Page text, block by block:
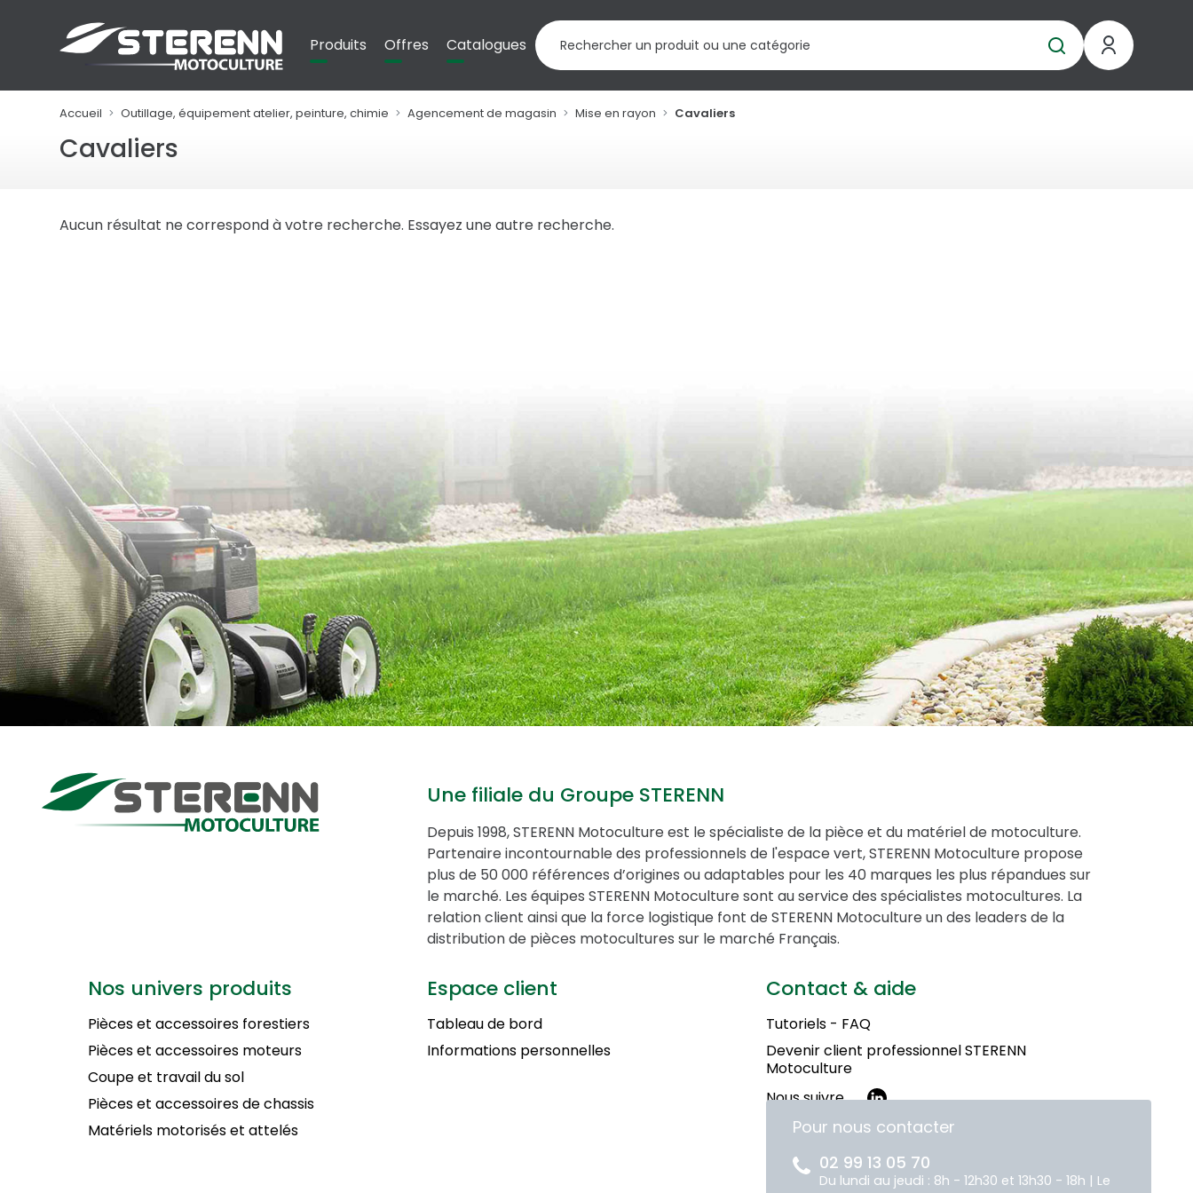
Produits Offres Catalogues
Accueil Outillage, équipement atelier, peinture, chimie Agencement de magasin Mise en rayon Cavaliers
Cavaliers
Aucun résultat ne correspond à votre recherche. Essayez une autre recherche.
Une filiale du Groupe STERENN
Depuis 1998, STERENN Motoculture est le spécialiste de la pièce et du matériel de motoculture.
Partenaire incontournable des professionnels de l'espace vert, STERENN Motoculture propose
plus de 50 000 références d’origines ou adaptables pour les 40 marques les plus répandues sur
le marché. Les équipes STERENN Motoculture sont au service des spécialistes motocultures. La
relation client ainsi que la force logistique font de STERENN Motoculture un des leaders de la
distribution de pièces motocultures sur le marché Français.
Nos univers produits
Pièces et accessoires forestiers
Pièces et accessoires moteurs
Coupe et travail du sol
Pièces et accessoires de chassis
Matériels motorisés et attelés
Espace client
Tableau de bord
Informations personnelles
Contact & aide
Tutoriels - FAQ
Devenir client professionnel STERENN
Motoculture
Nous suivre
Pour nous contacter
02 99 13 05 70
Du lundi au jeudi : 8h - 12h30 et 13h30 - 18h | Le